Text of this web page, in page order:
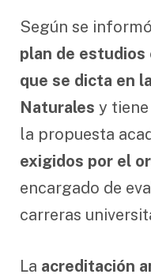
Según se
plan de estudios
que se dicta en
Naturales y
la propuesta
exigidos por el
encargado de
carreras
La acreditación